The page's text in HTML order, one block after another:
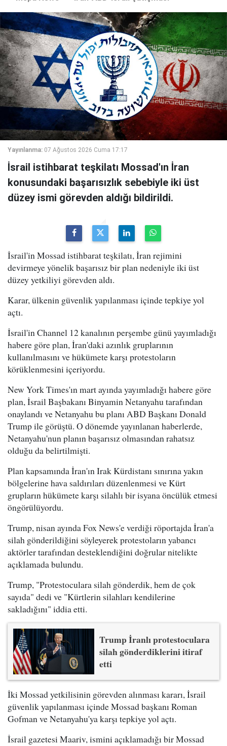
Yayınlanma: 07 Ağustos 2026 Cuma 17:17
İsrail istihbarat teşkilatı Mossad'ın İran
konusundaki başarısızlık sebebiyle iki üst
düzey ismi görevden aldığı bildirildi.
İsrail'in Mossad istihbarat teşkilatı, İran rejimini
devirmeye yönelik başarısız bir plan nedeniyle iki üst
düzey yetkiliyi görevden aldı.
Karar, ülkenin güvenlik yapılanması içinde tepkiye yol
açtı.
İsrail'in Channel 12 kanalının perşembe günü yayımladığı
habere göre plan, İran'daki azınlık gruplarının
kullanılmasını ve hükümete karşı protestoların
körüklenmesini içeriyordu.
New York Times'ın mart ayında yayımladığı habere göre
plan, İsrail Başbakanı Binyamin Netanyahu tarafından
onaylandı ve Netanyahu bu planı ABD Başkanı Donald
Trump ile görüştü. O dönemde yayınlanan haberlerde,
Netanyahu'nun planın başarısız olmasından rahatsız
olduğu da belirtilmişti.
Plan kapsamında İran'ın Irak Kürdistanı sınırına yakın
bölgelerine hava saldırıları düzenlenmesi ve Kürt
grupların hükümete karşı silahlı bir isyana öncülük etmesi
öngörülüyordu.
Trump, nisan ayında Fox News'e verdiği röportajda İran'a
silah gönderildiğini söyleyerek protestoların yabancı
aktörler tarafından desteklendiğini doğrular nitelikte
açıklamada bulundu.
Trump, "Protestoculara silah gönderdik, hem de çok
sayıda" dedi ve "Kürtlerin silahları kendilerine
sakladığını" iddia etti.
Trump İranlı protestoculara
silah gönderdiklerini itiraf
etti
İki Mossad yetkilisinin görevden alınması kararı, İsrail
güvenlik yapılanması içinde Mossad başkanı Roman
Gofman ve Netanyahu'ya karşı tepkiye yol açtı.
İsrail gazetesi Maariv, ismini açıklamadığı bir Mossad